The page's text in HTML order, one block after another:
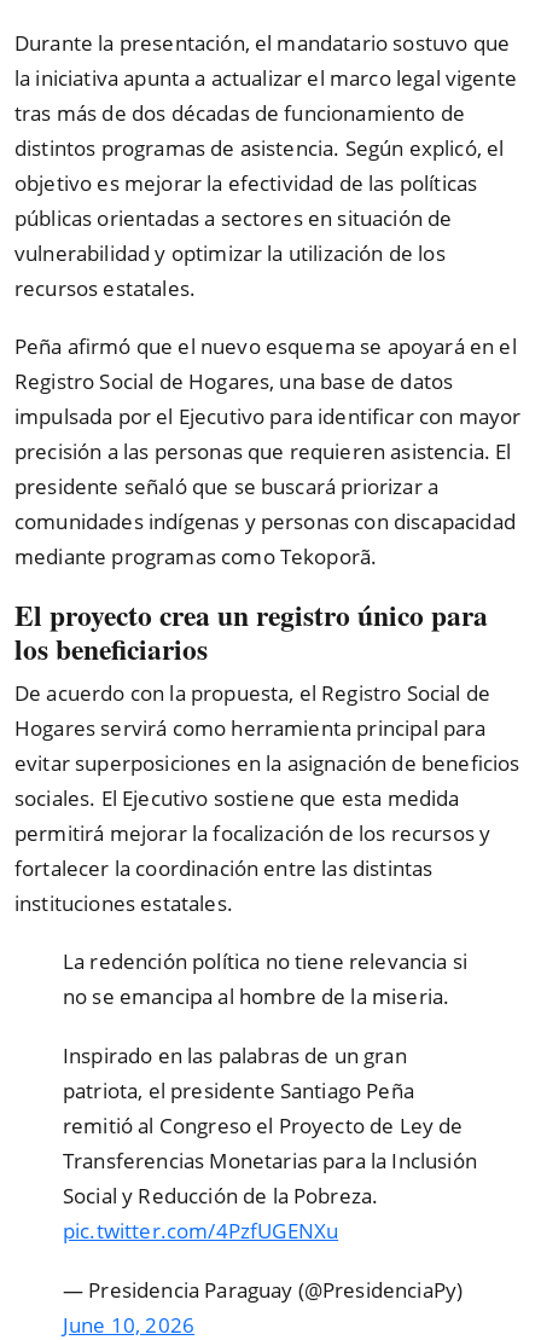
Durante la presentación, el mandatario sostuvo que
la iniciativa apunta a actualizar el marco legal vigente
tras más de dos décadas de funcionamiento de
distintos programas de asistencia. Según explicó, el
objetivo es mejorar la efectividad de las políticas
públicas orientadas a sectores en situación de
vulnerabilidad y optimizar la utilización de los
recursos estatales.
Peña afirmó que el nuevo esquema se apoyará en el
Registro Social de Hogares, una base de datos
impulsada por el Ejecutivo para identificar con mayor
precisión a las personas que requieren asistencia. El
presidente señaló que se buscará priorizar a
comunidades indígenas y personas con discapacidad
mediante programas como Tekoporã.
El proyecto crea un registro único para
los beneficiarios
De acuerdo con la propuesta, el Registro Social de
Hogares servirá como herramienta principal para
evitar superposiciones en la asignación de beneficios
sociales. El Ejecutivo sostiene que esta medida
permitirá mejorar la focalización de los recursos y
fortalecer la coordinación entre las distintas
instituciones estatales.
La redención política no tiene relevancia si
no se emancipa al hombre de la miseria.
Inspirado en las palabras de un gran
patriota, el presidente Santiago Peña
remitió al Congreso el Proyecto de Ley de
Transferencias Monetarias para la Inclusión
Social y Reducción de la Pobreza.
pic.twitter.com/4PzfUGENXu
— Presidencia Paraguay (@PresidenciaPy)
June 10, 2026